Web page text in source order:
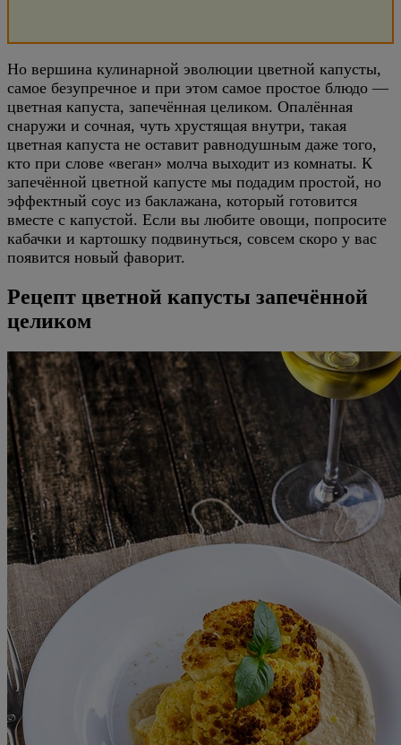
Но вершина кулинарной эволюции цветной капусты,
самое безупречное и при этом самое простое блюдо —
цветная капуста, запечённая целиком. Опалённая
снаружи и сочная, чуть хрустящая внутри, такая
цветная капуста не оставит равнодушным даже того,
кто при слове «веган» молча выходит из комнаты. К
запечённой цветной капусте мы подадим простой, но
эффектный соус из баклажана, который готовится
вместе с капустой. Если вы любите овощи, попросите
кабачки и картошку подвинуться, совсем скоро у вас
появится новый фаворит.
Рецепт цветной капусты запечённой
целиком